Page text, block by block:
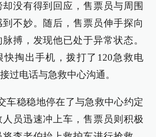
没有得到回应，售票员与周围
不妙。随后，售票员伸手探向
搏，发现他已处于异常状态。
快掏出手机，拨打了120急救电
过电话与急救中心沟通。
车稳稳地停在了与急救中心约定
员迅速冲上车，售票员则积极